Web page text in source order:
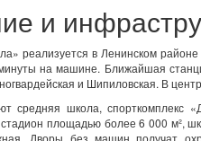
и
реализуется в Ленинском
на машине. Ближайшая
и Шипиловская. В
средняя школа, спорткомплекс
площадью более 6 000 м²,
Дворы без машин получат